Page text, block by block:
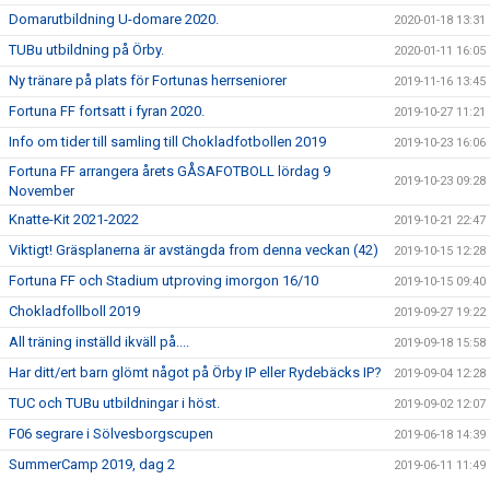
Domarutbildning U-domare 2020. 2020-01-18 13:31
TUBu utbildning på Örby. 2020-01-11 16:05
Ny tränare på plats för Fortunas herrseniorer 2019-11-16 13:45
Fortuna FF fortsatt i fyran 2020. 2019-10-27 11:21
Info om tider till samling till Chokladfotbollen 2019 2019-10-23 16:06
Fortuna FF arrangera årets GÅSAFOTBOLL lördag 9
November
2019-10-23 09:28
Knatte-Kit 2021-2022 2019-10-21 22:47
Viktigt! Gräsplanerna är avstängda from denna veckan (42) 2019-10-15 12:28
Fortuna FF och Stadium utproving imorgon 16/10 2019-10-15 09:40
Chokladfollboll 2019 2019-09-27 19:22
All träning inställd ikväll på.... 2019-09-18 15:58
Har ditt/ert barn glömt något på Örby IP eller Rydebäcks IP? 2019-09-04 12:28
TUC och TUBu utbildningar i höst. 2019-09-02 12:07
F06 segrare i Sölvesborgscupen 2019-06-18 14:39
SummerCamp 2019, dag 2 2019-06-11 11:49